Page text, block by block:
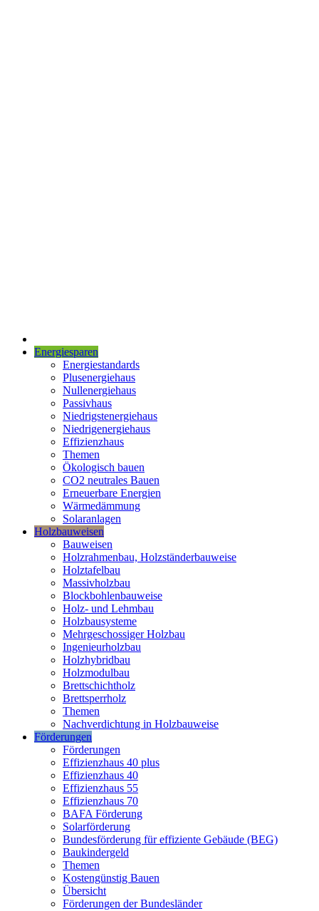
Energiesparen
Energiestandards
Plusenergiehaus
Nullenergiehaus
Passivhaus
Niedrigstenergiehaus
Niedrigenergiehaus
Effizienzhaus
Themen
Ökologisch bauen
CO2 neutrales Bauen
Erneuerbare Energien
Wärmedämmung
Solaranlagen
Holzbauweisen
Bauweisen
Holzrahmenbau, Holzständerbauweise
Holztafelbau
Massivholzbau
Blockbohlenbauweise
Holz- und Lehmbau
Holzbausysteme
Mehrgeschossiger Holzbau
Ingenieurholzbau
Holzhybridbau
Holzmodulbau
Brettschichtholz
Brettsperrholz
Themen
Nachverdichtung in Holzbauweise
Förderungen
Förderungen
Effizienzhaus 40 plus
Effizienzhaus 40
Effizienzhaus 55
Effizienzhaus 70
BAFA Förderung
Solarförderung
Bundesförderung für effiziente Gebäude (BEG)
Baukindergeld
Themen
Kostengünstig Bauen
Übersicht
Förderungen der Bundesländer